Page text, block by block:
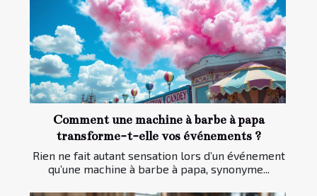
Comment une machine à barbe à papa
transforme-t-elle vos événements ?
Rien ne fait autant sensation lors d’un événement
qu’une machine à barbe à papa, synonyme...